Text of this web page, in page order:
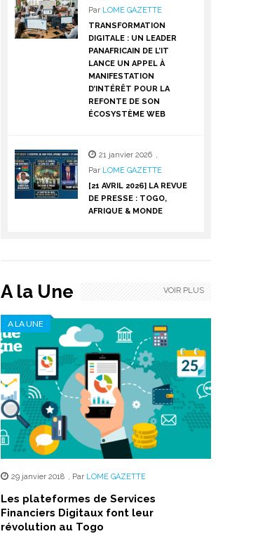
Par LOME GAZETTE
TRANSFORMATION
DIGITALE : UN LEADER
PANAFRICAIN DE L’IT
LANCE UN APPEL À
MANIFESTATION
D’INTÉRÊT POUR LA
REFONTE DE SON
ÉCOSYSTÈME WEB
21 janvier 2026 ,
Par LOME GAZETTE
[21 AVRIL 2026] LA REVUE
DE PRESSE : TOGO,
AFRIQUE & MONDE
A la Une
A LA UNE
29 janvier 2018 , Par LOME GAZETTE
Les plateformes de Services
Financiers Digitaux font leur
révolution au Togo
VOIR PLUS